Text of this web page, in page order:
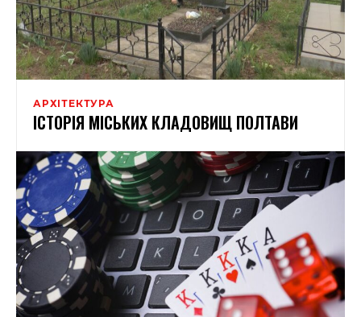
АРХІТЕКТУРА
ІСТОРІЯ МІСЬКИХ КЛАДОВИЩ ПОЛТАВИ